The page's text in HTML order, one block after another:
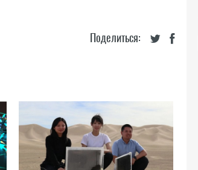
Поделиться: